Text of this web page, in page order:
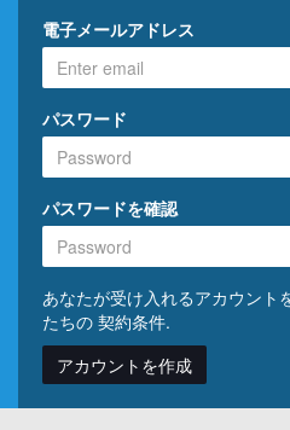
電子メールアドレス
パスワード
パスワードを確認
あなたが受け入れるアカウント
たちの 契約条件.
アカウントを作成